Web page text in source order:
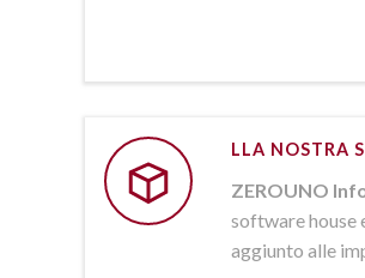
LLA NOSTRA
ZEROUNO
software house
aggiunto alle